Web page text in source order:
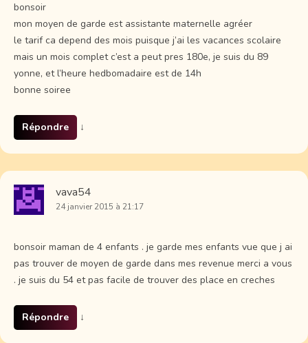
bonsoir
mon moyen de garde est assistante maternelle agréer
le tarif ca depend des mois puisque j’ai les vacances scolaire
mais un mois complet c’est a peut pres 180e, je suis du 89
yonne, et l’heure hedbomadaire est de 14h
bonne soiree
Répondre ↓
vava54
24 janvier 2015 à 21:17
bonsoir maman de 4 enfants . je garde mes enfants vue que j ai
pas trouver de moyen de garde dans mes revenue merci a vous
. je suis du 54 et pas facile de trouver des place en creches
Répondre ↓